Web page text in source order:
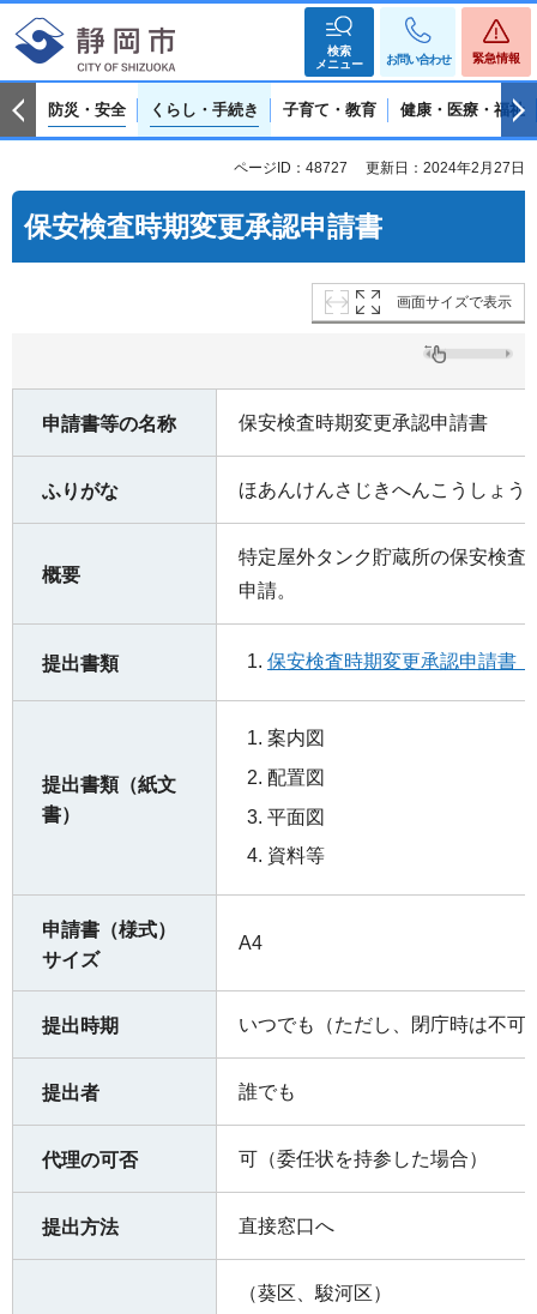
検索
メニュー
お問い合わせ 緊急情報
防災・安全 くらし・手続き 子育て・教育 健康・医療・福祉
ページID：48727 更新日：2024年2月27日
保安検査時期変更承認申請書
画面サイズで表示
申請書等の名称 保安検査時期変更承認申請書
ふりがな ほあんけんさじきへんこうしょう
概要
特定屋外タンク貯蔵所の保安検査
申請。
提出書類 保安検査時期変更承認申請書
提出書類（紙文
書）
案内図
配置図
平面図
資料等
申請書（様式）
サイズ
A4
提出時期 いつでも（ただし、閉庁時は不可
提出者 誰でも
代理の可否 可（委任状を持参した場合）
提出方法 直接窓口へ
（葵区、駿河区）